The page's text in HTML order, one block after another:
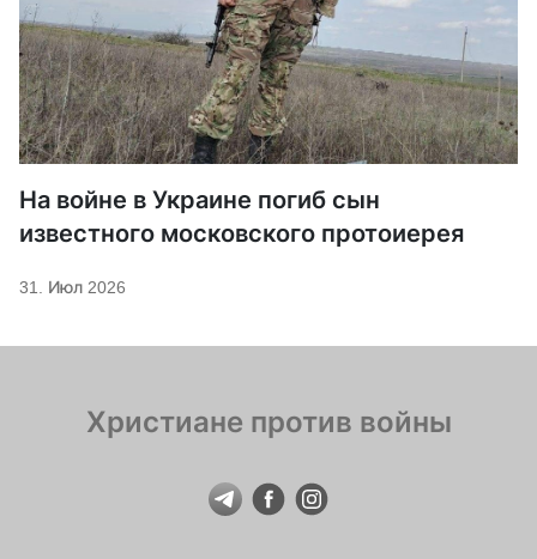
На войне в Украине погиб сын
известного московского протоиерея
31. Июл 2026
Христиане против войны